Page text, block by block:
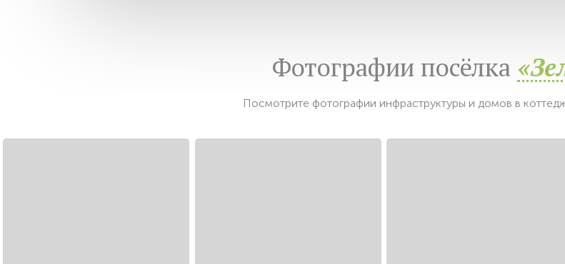
Фотографии посёлка
Посмотрите фотографии инфраструктуры и домов в